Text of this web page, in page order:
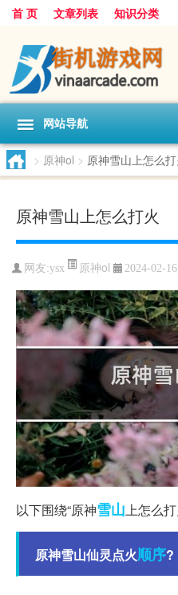
首 页 文章列表 知识分类
网站导航
> 原神ol > 原神雪山上怎么打
原神雪山上怎么打火
网友:ysx 原神ol 2024-02-
以下围绕“原神雪山 上怎么
原神雪山仙灵点火顺序?